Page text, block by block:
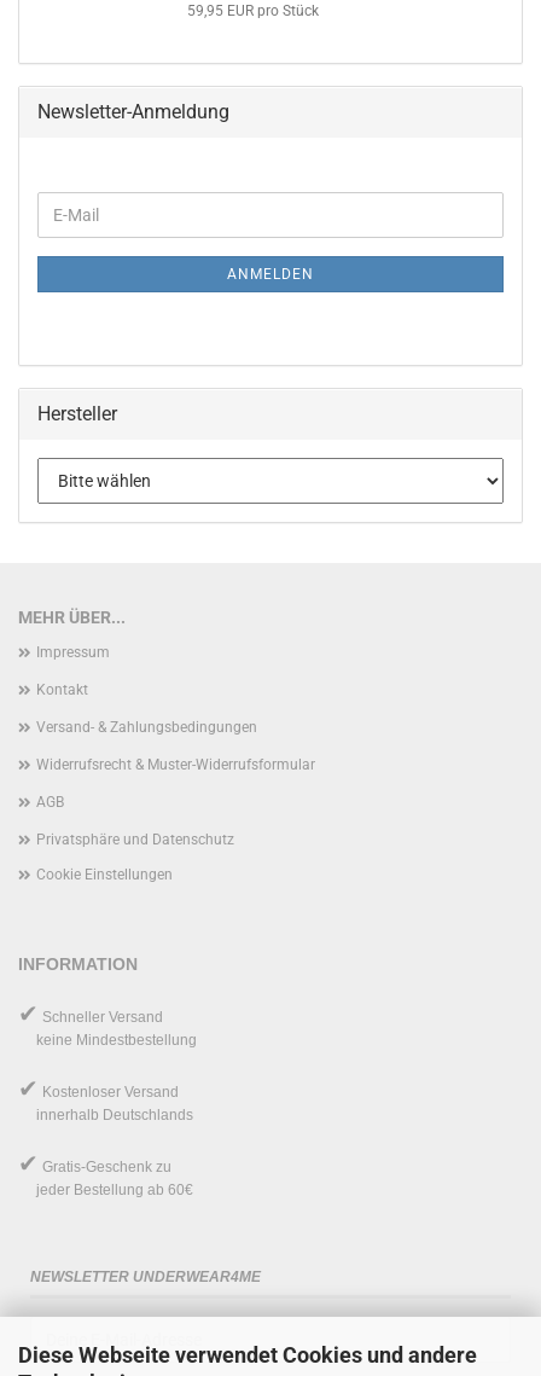
Diese Webseite verwendet Cookies und andere
59,95 EUR pro Stück
Newsletter-Anmeldung
ZUR
E-
Mail
ANMELDEN
Hersteller
MEHR ÜBER...
Impressum
Kontakt
Versand- & Zahlungsbedingungen
Widerrufsrecht & Muster-Widerrufsformular
AGB
Privatsphäre und Datenschutz
Cookie Einstellungen
INFORMATION
✔ Schneller Versand
keine Mindestbestellung
✔ Kostenloser Versand
innerhalb Deutschlands
✔ Gratis-Geschenk zu
jeder Bestellung ab 60€
NEWSLETTER UNDERWEAR4ME